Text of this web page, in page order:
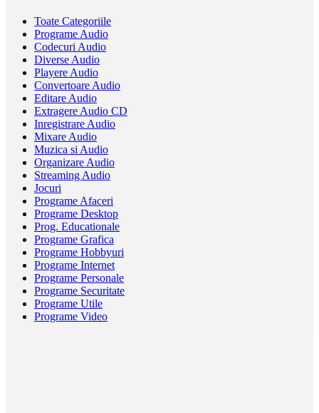
Toate Categoriile
Programe Audio
Codecuri Audio
Diverse Audio
Playere Audio
Convertoare Audio
Editare Audio
Extragere Audio CD
Inregistrare Audio
Mixare Audio
Muzica si Audio
Organizare Audio
Streaming Audio
Jocuri
Programe Afaceri
Programe Desktop
Prog. Educationale
Programe Grafica
Programe Hobbyuri
Programe Internet
Programe Personale
Programe Securitate
Programe Utile
Programe Video